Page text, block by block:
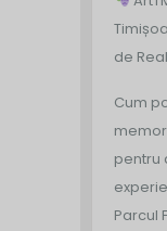
de
Cum
pentru
Parcul